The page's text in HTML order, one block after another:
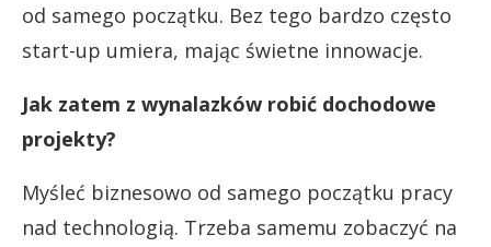
od samego początku. Bez tego bardzo często
start-up umiera, mając świetne innowacje.
Jak zatem z wynalazków robić dochodowe
projekty?
Myśleć biznesowo od samego początku pracy
nad technologią. Trzeba samemu zobaczyć na